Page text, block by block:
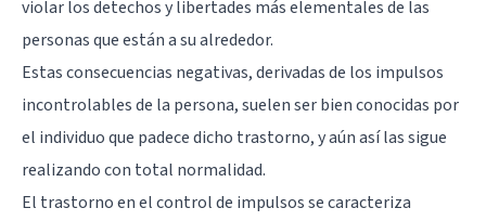
violar los detechos y libertades más elementales de las
personas que están a su alrededor.
Estas consecuencias negativas, derivadas de los impulsos
incontrolables de la persona, suelen ser bien conocidas por
el individuo que padece dicho trastorno, y aún así las sigue
realizando con total normalidad.
El trastorno en el control de impulsos se caracteriza